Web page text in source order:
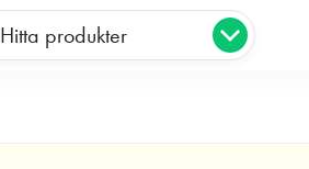
Hitta produkter